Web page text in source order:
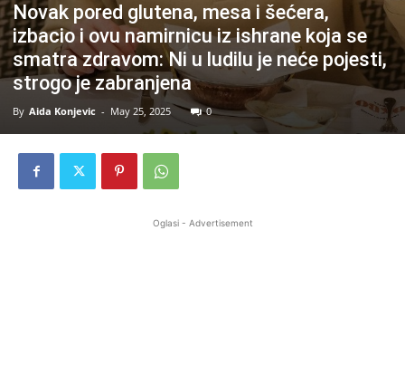
Novak pored glutena, mesa i šećera,
izbacio i ovu namirnicu iz ishrane koja se
smatra zdravom: Ni u ludilu je neće pojesti,
strogo je zabranjena
By Aida Konjevic - May 25, 2025 0
Oglasi - Advertisement